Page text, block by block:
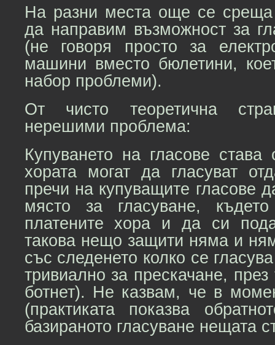
На разни места още се среща
да направим възможност за
(не говоря просто за
машини вместо бюлетини,
набор проблеми).
От чисто теоретична
нерешими проблема:
Купуването на гласове
хората могат да гласуват
пречи на купуващите гласове
място за гласуване,
платените хора и да си
такова нещо защити няма и
със следенето колко се
тривиално за прескачане,
ботнет). Не казвам, че в
(практиката показва
базираното гласуване нещата